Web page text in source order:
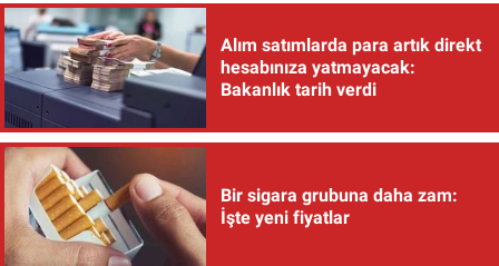
Alım satımlarda para artık direkt
hesabınıza yatmayacak:
Bakanlık tarih verdi
Bir sigara grubuna daha zam:
İşte yeni fiyatlar